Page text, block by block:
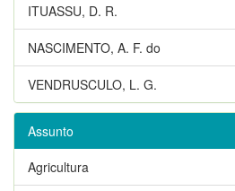
ITUASSU, D. R.
NASCIMENTO, A. F. do
VENDRUSCULO, L. G.
Assunto
Agricultura